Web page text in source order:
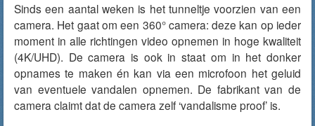
Sinds een aantal weken is het tunneltje voorzien van een
camera. Het gaat om een 360° camera: deze kan op ieder
moment in alle richtingen video opnemen in hoge kwaliteit
(4K/UHD). De camera is ook in staat om in het donker
opnames te maken én kan via een microfoon het geluid
van eventuele vandalen opnemen. De fabrikant van de
camera claimt dat de camera zelf ‘vandalisme proof’ is.